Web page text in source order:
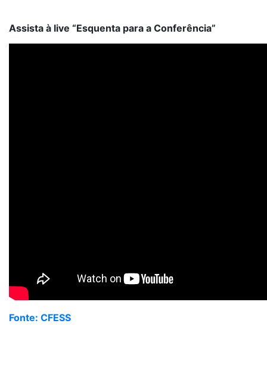
Assista à live “Esquenta para a Conferência”
Fonte: CFESS